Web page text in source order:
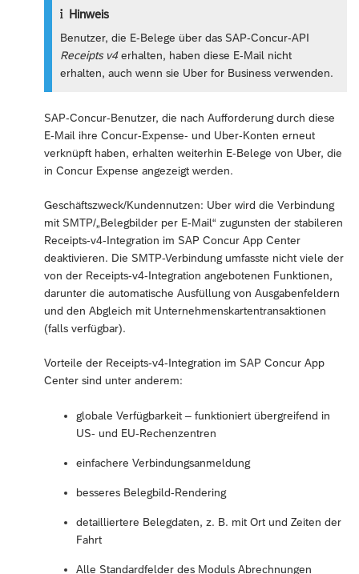
Hinweis
Benutzer, die E-Belege über das SAP-Concur-API
Receipts v4erhalten, haben diese E-Mail nicht
erhalten, auch wenn sie Uber for Business verwenden.
SAP-Concur-Benutzer, die nach Aufforderung durch diese
E-Mail ihre Concur-Expense- und Uber-Konten erneut
verknüpft haben, erhalten weiterhin E-Belege von Uber, die
in Concur Expense angezeigt werden.
Geschäftszweck/Kundennutzen: Uber wird die Verbindung
mit SMTP/„Belegbilder per E-Mail“ zugunsten der stabileren
Receipts-v4-Integration im SAP Concur App Center
deaktivieren. Die SMTP-Verbindung umfasste nicht viele der
von der Receipts-v4-Integration angebotenen Funktionen,
darunter die automatische Ausfüllung von Ausgabenfeldern
und den Abgleich mit Unternehmenskartentransaktionen
(falls verfügbar).
Vorteile der Receipts-v4-Integration im SAP Concur App
Center sind unter anderem:
globale Verfügbarkeit – funktioniert übergreifend in
US- und EU-Rechenzentren
einfachere Verbindungsanmeldung
besseres Belegbild-Rendering
detailliertere Belegdaten, z. B. mit Ort und Zeiten der
Fahrt
Alle Standardfelder des Moduls Abrechnungen